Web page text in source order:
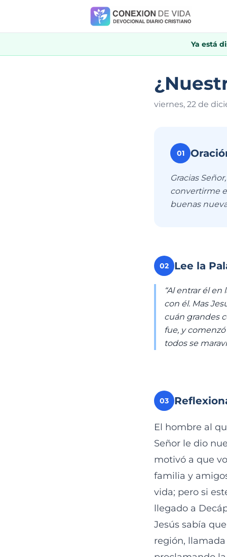
Ya está
viernes, 22 de
01
Gracias
convertirme
buenas
02 Lee la
“Al entrar él
con él. Mas
cuán grandes
fue, y
todos se
03
El hombre al
Señor le dio
motivó a que
familia y
vida; pero si
llegado a
Jesús sabía
región,